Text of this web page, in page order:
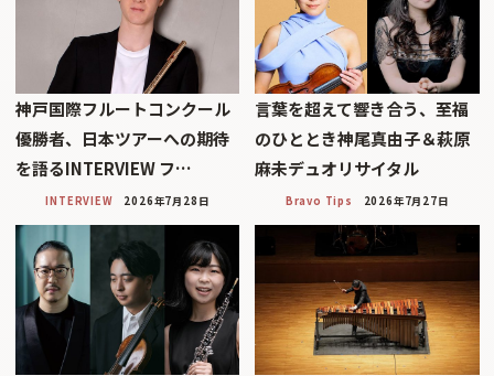
神戸国際フルートコンクール
優勝者、日本ツアーへの期待
を語るINTERVIEW フ…
INTERVIEW 2026年7月28日
言葉を超えて響き合う、至福
のひととき神尾真由子＆萩原
麻未デュオリサイタル
Bravo Tips 2026年7月27日